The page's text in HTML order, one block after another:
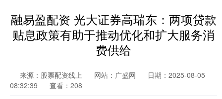
融易盈配资 光大证券高瑞东：两项贷款
贴息政策有助于推动优化和扩大服务消
费供给
来源：股票配资线上 网站：广盛网
日期：2025-08-05
08:32:39
查看：208